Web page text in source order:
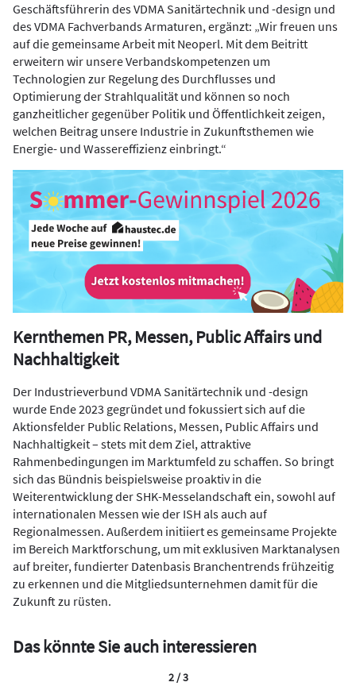
Geschäftsführerin des VDMA Sanitärtechnik und -design und
des VDMA Fachverbands Armaturen, ergänzt: „Wir freuen uns
auf die gemeinsame Arbeit mit Neoperl. Mit dem Beitritt
erweitern wir unsere Verbandskompetenzen um
Technologien zur Regelung des Durchflusses und
Optimierung der Strahlqualität und können so noch
ganzheitlicher gegenüber Politik und Öffentlichkeit zeigen,
welchen Beitrag unsere Industrie in Zukunftsthemen wie
Energie- und Wassereffizienz einbringt.“
Kernthemen PR, Messen, Public Affairs und
Nachhaltigkeit
Der Industrieverbund VDMA Sanitärtechnik und -design
wurde Ende 2023 gegründet und fokussiert sich auf die
Aktionsfelder Public Relations, Messen, Public Affairs und
Nachhaltigkeit – stets mit dem Ziel, attraktive
Rahmenbedingungen im Marktumfeld zu schaffen. So bringt
sich das Bündnis beispielsweise proaktiv in die
Weiterentwicklung der SHK-Messelandschaft ein, sowohl auf
internationalen Messen wie der ISH als auch auf
Regionalmessen. Außerdem initiiert es gemeinsame Projekte
im Bereich Marktforschung, um mit exklusiven Marktanalysen
auf breiter, fundierter Datenbasis Branchentrends frühzeitig
zu erkennen und die Mitgliedsunternehmen damit für die
Zukunft zu rüsten.
Das könnte Sie auch interessieren
2 / 3